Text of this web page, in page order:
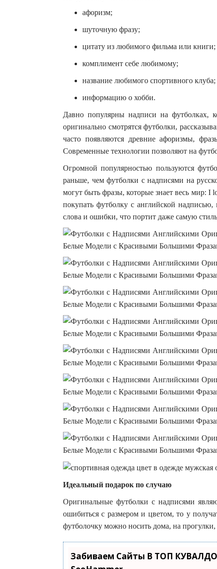
афоризм;
шуточную фразу;
цитату из любимого фильма или книги;
комплимент себе любимому;
название любимого спортивного клуба;
информацию о хобби.
Давно популярны надписи на футболках,
оригинально смотрятся футболки,
часто появляются древние афоризмы,
Современные технологии позволяют на
Огромной популярностью пользуются
раньше, чем футболки с надписями на
могут быть фразы, которые знает весь мир: I
покупать футболку с английской
слова и ошибки, что портит даже самую
Идеальный подарок по случаю
Оригинальные футболки с надписями
ошибиться с размером и цветом, то у
футболочку можно носить дома, на
Забиваем Сайты В ТОП